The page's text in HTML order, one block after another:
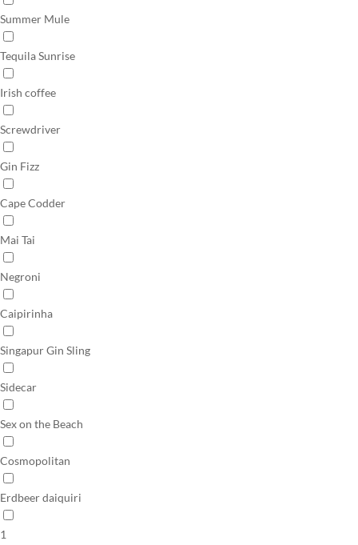
Summer Mule
Tequila Sunrise
Irish coffee
Screwdriver
Gin Fizz
Cape Codder
Mai Tai
Negroni
Caipirinha
Singapur Gin Sling
Sidecar
Sex on the Beach
Cosmopolitan
Erdbeer daiquiri
1